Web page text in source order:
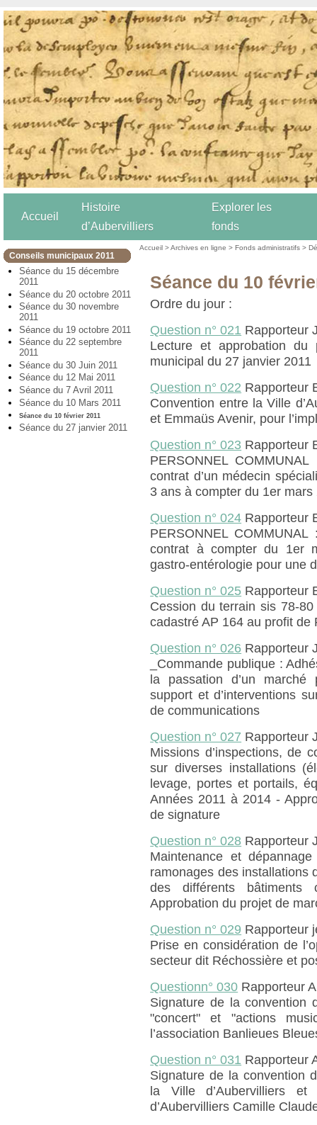
Accueil
Histoire
d’Aubervilliers
Explorer les
fonds
Conseils municipaux 2011
Séance du 15 décembre
2011
Séance du 20 octobre 2011
Séance du 30 novembre
2011
Séance du 19 octobre 2011
Séance du 22 septembre
2011
Séance du 30 Juin 2011
Séance du 12 Mai 2011
Séance du 7 Avril 2011
Séance du 10 Mars 2011
Séance du 10 février 2011
Séance du 27 janvier 2011
Accueil >Archives en ligne >Fonds administratifs >
Séance du 10
Ordre du jour :
Question n° 021 Rapporteur
Lecture et approbation du
municipal du 27 janvier 2011
Question n° 022 Rapporteur
Convention entre la Ville
et Emmaüs Avenir, pour
Question n° 023 Rapporteur
PERSONNEL
contrat d’un médecin
3 ans à compter du 1er mars
Question n° 024 Rapporteur
PERSONNEL
contrat à compter du 1er
gastro-entérologie pour une
Question n° 025 Rapporteur
Cession du terrain sis 78-
cadastré AP 164 au profit de
Question n° 026 Rapporteur
_Commande publique :
la passation d’un marché
support et d’interventions
de communications
Question n° 027 Rapporteur
Missions d’inspections, de
sur diverses installations
levage, portes et portails,
Années 2011 à 2014 -
de signature
Question n° 028 Rapporteur
Maintenance et
ramonages des installations
des différents bâtiments
Approbation du projet de
Question n° 029 Rapporteur
Prise en considération de
secteur dit Réchossière et
Questionn° 030 Rapporteur
Signature de la convention
"concert" et "actions
l’association Banlieues
Question n° 031 Rapporteur
Signature de la convention
la Ville d’Aubervilliers et
d’Aubervilliers Camille